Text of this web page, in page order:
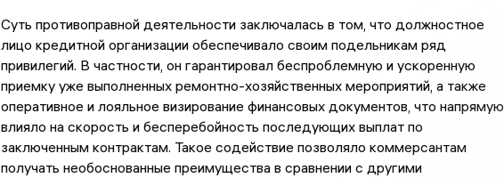
Суть противоправной деятельности заключалась в том, что должностное
лицо кредитной организации обеспечивало своим подельникам ряд
привилегий. В частности, он гарантировал беспроблемную и ускоренную
приемку уже выполненных ремонтно-хозяйственных мероприятий, а также
оперативное и лояльное визирование финансовых документов, что напрямую
влияло на скорость и бесперебойность последующих выплат по
заключенным контрактам. Такое содействие позволяло коммерсантам
получать необоснованные преимущества в сравнении с другими